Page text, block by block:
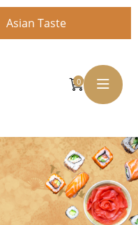
Asian Taste
0